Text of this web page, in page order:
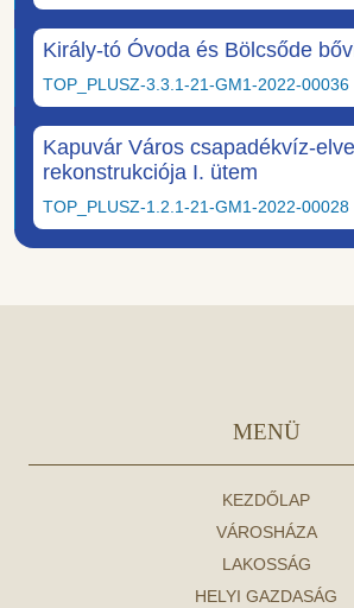
Király-tó Óvoda és Bölcsőde
TOP_PLUSZ-3.3.1-21-GM1-2022-00036
Kapuvár Város csapadékvíz-
rekonstrukciója I. ütem
TOP_PLUSZ-1.2.1-21-GM1-2022-00028
MENÜ
KEZDŐLAP
VÁROSHÁZA
LAKOSSÁG
HELYI GAZDASÁG